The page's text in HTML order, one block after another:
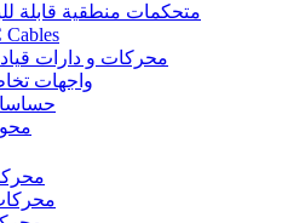
متحكمات منطقية قابلة
Cables
محركات و دارات
واجهات